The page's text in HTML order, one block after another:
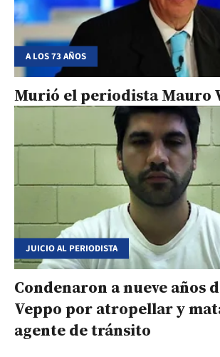
A LOS 73 AÑOS
Murió el periodista Mauro
JUICIO AL PERIODISTA
Condenaron a nueve años
Veppo por atropellar y
agente de tránsito